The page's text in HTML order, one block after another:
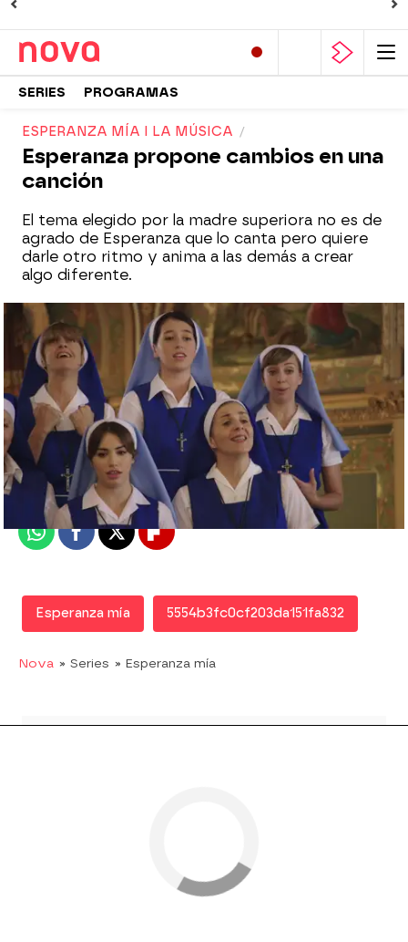
SERIES PROGRAMAS
ESPERANZA MÍA I LA MÚSICA
Esperanza propone cambios en una
canción
El tema elegido por la madre superiora no es de
agrado de Esperanza que lo canta pero quiere
darle otro ritmo y anima a las demás a crear
algo diferente.
Nova
Madrid
Publicado:05 de abril de 2016, 17:16
WhatsappFacebook
X Flipboard
Esperanza mía 5554b3fc0cf203da151fa832
Nova » Series » Esperanza mía